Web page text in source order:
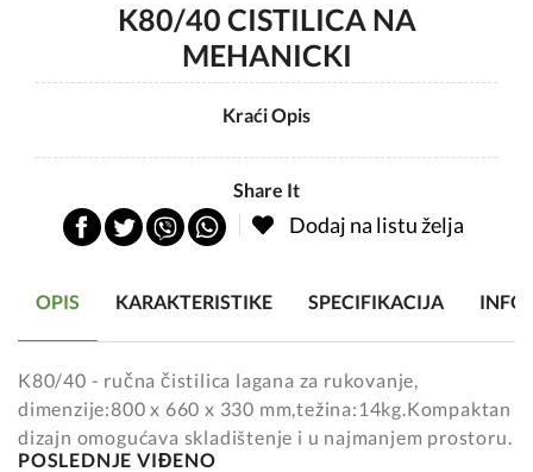
K80/40 CISTILICA NA
MEHANICKI
Kraći Opis
Share It
Dodaj na listu želja
OPIS KARAKTERISTIKE SPECIFIKACIJA
K80/40 - ručna čistilica lagana za rukovanje,
dimenzije:800 x 660 x 330 mm,težina:14kg.Kompaktan
dizajn omogućava skladištenje i u najmanjem prostoru.
POSLEDNJE VIĐENO